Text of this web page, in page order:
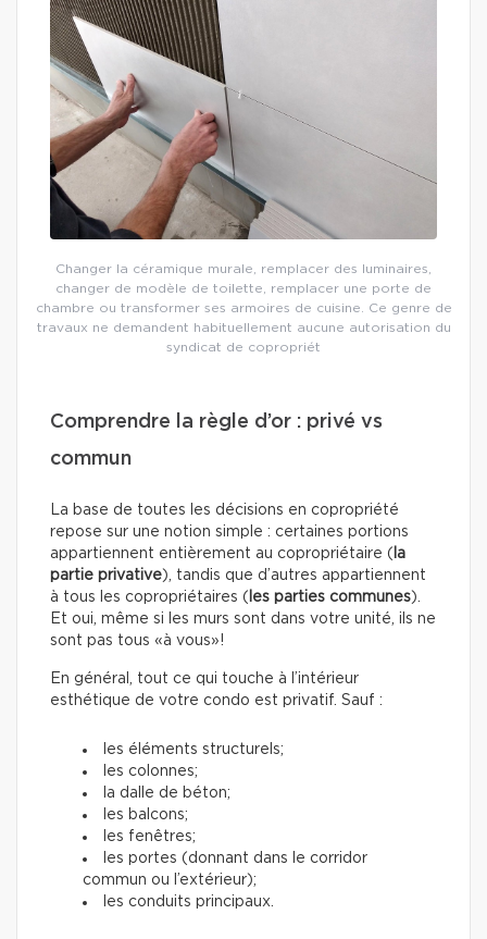
Changer la céramique murale, remplacer des luminaires,
changer de modèle de toilette, remplacer une porte de
chambre ou transformer ses armoires de cuisine. Ce genre de
travaux ne demandent habituellement aucune autorisation du
syndicat de copropriét
Comprendre la règle d’or : privé vs
commun
La base de toutes les décisions en copropriété
repose sur une notion simple : certaines portions
appartiennent entièrement au copropriétaire ( la
partie privative), tandis que d’autres appartiennent
à tous les copropriétaires ( les parties communes).
Et oui, même si les murs sont dans votre unité, ils ne
sont pas tous «à vous»!
En général, tout ce qui touche à l’intérieur
esthétique de votre condo est privatif. Sauf :
les éléments structurels;
les colonnes;
la dalle de béton;
les balcons;
les fenêtres;
les portes (donnant dans le corridor
commun ou l’extérieur);
les conduits principaux.